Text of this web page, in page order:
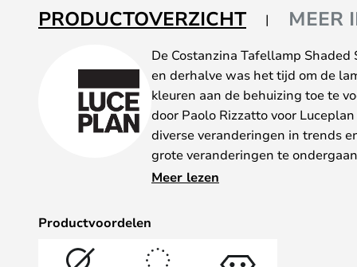
de
afbeeldingen-
PRODUCTOVERZICHT MEER
De Costanzina Tafellamp
en derhalve was het tijd om de
kleuren aan de behuizing toe te
door Paolo Rizzatto voor
diverse veranderingen in trends
grote veranderingen te
tijdloos.
De nieuwe Mezzo Tono kleuren
Meer lezen
Productvoordelen